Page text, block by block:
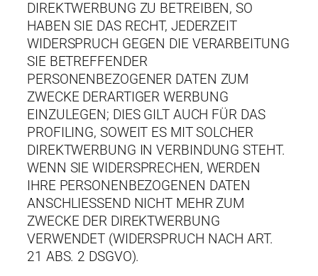
DIREKTWERBUNG ZU BETREIBEN, SO
HABEN SIE DAS RECHT, JEDERZEIT
WIDERSPRUCH GEGEN DIE VERARBEITUNG
SIE BETREFFENDER
PERSONENBEZOGENER DATEN ZUM
ZWECKE DERARTIGER WERBUNG
EINZULEGEN; DIES GILT AUCH FÜR DAS
PROFILING, SOWEIT ES MIT SOLCHER
DIREKTWERBUNG IN VERBINDUNG STEHT.
WENN SIE WIDERSPRECHEN, WERDEN
IHRE PERSONENBEZOGENEN DATEN
ANSCHLIESSEND NICHT MEHR ZUM
ZWECKE DER DIREKTWERBUNG
VERWENDET (WIDERSPRUCH NACH ART.
21 ABS. 2 DSGVO).